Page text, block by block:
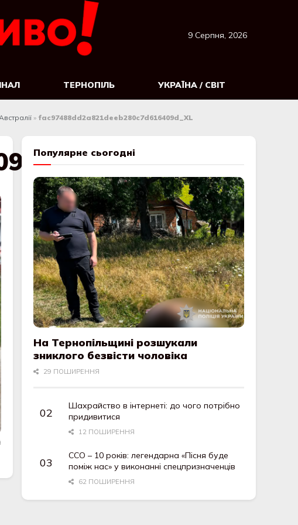
9 Серпня, 2026
ТЕРНОПІЛЬ УКРАЇНА / СВІТ
» fac97488dd2a821deeb280c7d616409d_XL
Популярне сьогодні
На Тернопільщині розшукали
зниклого безвісти чоловіка
29 ПОШИРЕННЯ
Шахрайство в інтернеті: до чого потрібно
придивитися
12 ПОШИРЕННЯ
ССО – 10 років: легендарна «Пісня буде
поміж нас» у виконанні спецпризначенців
62 ПОШИРЕННЯ